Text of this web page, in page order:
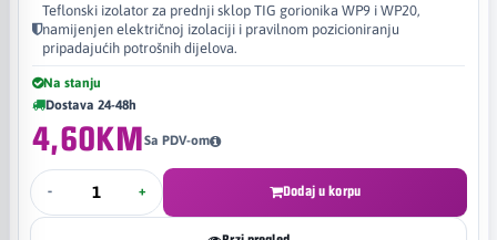
Teflonski izolator za prednji sklop TIG gorionika WP9 i WP20,
namijenjen električnoj izolaciji i pravilnom pozicioniranju
pripadajućih potrošnih dijelova.
Na stanju
Dostava 24-48h
4,60KMSa PDV-om
- + Dodaj u korpu